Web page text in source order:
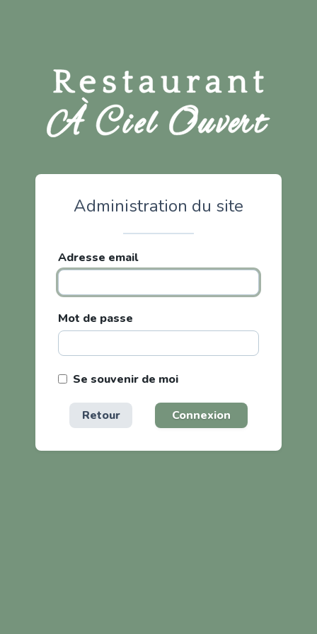
Administration du site
Adresse email
Mot de passe
Se souvenir de moi
Retour Connexion